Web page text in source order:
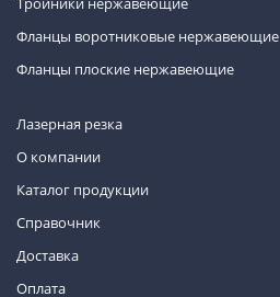
Фланцы воротниковые нержавеющие
Фланцы плоские нержавеющие
Лазерная резка
О компании
Каталог продукции
Справочник
Доставка
Оплата